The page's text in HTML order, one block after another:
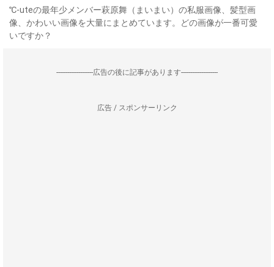
℃-uteの最年少メンバー萩原舞（まいまい）の私服画像、髪型画
像、かわいい画像を大量にまとめています。どの画像が一番可愛
いですか？
--------------------広告の後に記事があります--------------------
広告 / スポンサーリンク